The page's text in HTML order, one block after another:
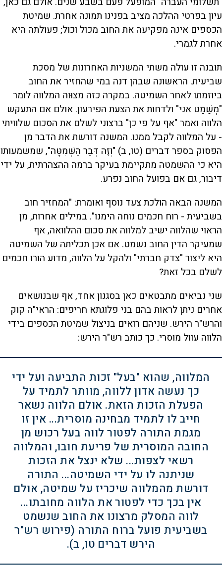
עיון בפרטי ההלכה מציב בפנינו תמונה אחרת. שמיטת
הכספים אינה מפקיעה את החוב מכול וכול; פעולתה היא
אחרת לגמרי.
תובנה זו עולה משתי המשניות האחרונות של מסכת
שביעית. הראשונה שבהן דנה במי שהחזיר את החוב
ביוזמתו לאחר השמיטה. במקרה כזה מצוּוה המלווה לומר
"מְשַׁמֵט אני" ולדחות את הצעת הפירעון. אולם אם התעקש
הלווה ואמר "אף על פי כן" ברצוני לשלם את הסכום שלוויתי
- על המלווה לקבל ממנו. המשנה דורשת את הדבר מן
הפסוק בספר דברים (טו, ב) "וְזֶה דְּבַר הַשְּׁמִטָּה", שמשמעותו
היא כי ההשמטה מתקיימת בעיקר ברמה ההצהרתית, על ידי
דיבור, גם אם בפועל החוב נפרע.
המשנה הבאה הולכת צעד נוסף ואומרת: "המחזיר חוב
בשביעית - רוח חכמים נוחה הימנו". במילים אחרות, מן
הראוי שהלווה ישיב למלווה את סכום ההלוואה, אף
שמעיקר הדין החוב נשמט. אם אכן תכליתה של השמיטה
היא ליצור "צדק חברתי" ולהקל על הלווה, מדוע הורו חכמים
לשלם בכל זאת?
שני נביאים מתבטאים כאן בסגנון אחד, אף שבנושאים
אחרים ניתן לראות בהם בני פלוגתא חריפים: הראי"ה קוק
והרש"ר הירש. שניהם רואים בניצול שמיטת הכספים בידי
הלווה עוול מוסרי. כך כותב רש"ר הירש:
המלווה, שהוא "בעל" זכות התביעה ועל ידי
כך נעשה אדון ללווה, מוותר לתמיד על
הפעלת הזכות הזאת. אולם הלווה נשאר
חייב לו לתמיד מבחינה מוסרית... אין זו
מגמת התורה לפטור לווה בעל רכוש מן
החובה המוסרית של פריעת חובו, והמלווה
רשאי לצפות... שלא ינצל את הזכות
שניתנה לו על ידי השמיטה... התורה
דורשת מהמלווה שיכריז על שמיטה, אולם
אין בכך כדי לפטור את הלווה מחובתו...
לווה המסלק מרצונו את החוב שנשמט
בשביעית פועל ברוח התורה (פירוש רש"ר
הירש דברים טו, ב).